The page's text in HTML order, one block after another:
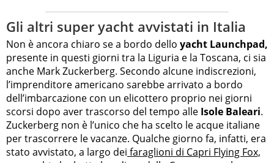
Gli altri super yacht avvistati in Italia
Non è ancora chiaro se a bordo dello yacht Launchpad,
presente in questi giorni tra la Liguria e la Toscana, ci sia
anche Mark Zuckerberg. Secondo alcune indiscrezioni,
l’imprenditore americano sarebbe arrivato a bordo
dell’imbarcazione con un elicottero proprio nei giorni
scorsi dopo aver trascorso del tempo alle Isole Baleari.
Zuckerberg non è l’unico che ha scelto le acque italiane
per trascorrere le vacanze. Qualche giorno fa, infatti, era
stato avvistato, a largo dei faraglioni di Capri Flying Fox,